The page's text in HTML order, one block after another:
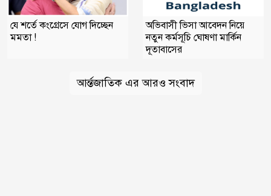
যে শর্তে কংগ্রেসে যোগ দিচ্ছেন
মমতা !
অভিবাসী ভিসা আবেদন নিয়ে
নতুন কর্মসূচি ঘোষণা মার্কিন
দূতাবাসের
আর্ন্তজাতিক এর আরও সংবাদ